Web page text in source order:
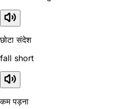
छोटा संदेश
fall short
कम पड़ना